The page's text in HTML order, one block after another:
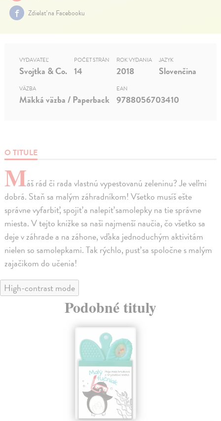
Zdielať na Facebooku
O TITULE
Máš rád či rada vlastnú vypestovanú zeleninu? Je veľmi
dobrá. Staň sa malým záhradníkom! Všetko musíš ešte
správne vyfarbiť, spojiť a nalepiť samolepky na tie správne
miesta. V tejto knižke sa naši najmenší naučia, čo všetko sa
deje v záhrade a na záhone, vďaka jednoduchým aktivitám
nielen so samolepkami. Tak rýchlo, pusť sa spoločne s malým
zajačikom do učenia!
VYDAVATEĽ
Svojtka & Co.
POČET STRÁN
14
ROK VYDANIA
2018
JAZYK
Slovenčina
VÄZBA
Mäkká väzba / Paperback
EAN
9788056703410
High-contrast mode
Podobné tituly